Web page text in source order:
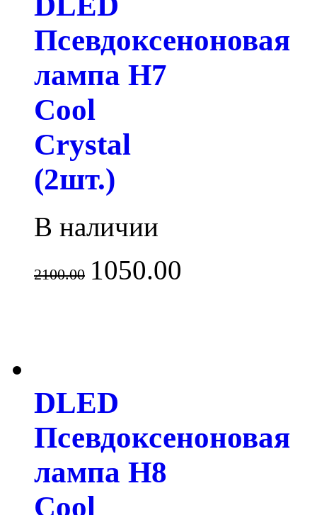
Псевдоксеноновая
лампа H7
Cool
Crystal
(2шт.)
В наличии
2100.00 1050.00
DLED
Псевдоксеноновая
лампа H8
Cool